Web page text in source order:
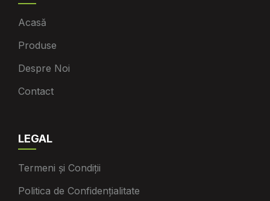
Acasă
Produse
Despre Noi
Contact
LEGAL
Termeni și Condiții
Politica de Confidențialitate